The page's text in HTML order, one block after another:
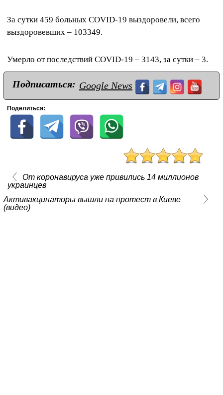
За сутки 459 больных COVID-19 выздоровели, всего
выздоровевших – 103349.
Умерло от последствий COVID-19 – 3143, за сутки – 3.
Подписаться: Google News
Поделиться:
От коронавируса уже привились 14 миллионов
украинцев
Активакцинаторы вышли на протест в Киеве
(видео)